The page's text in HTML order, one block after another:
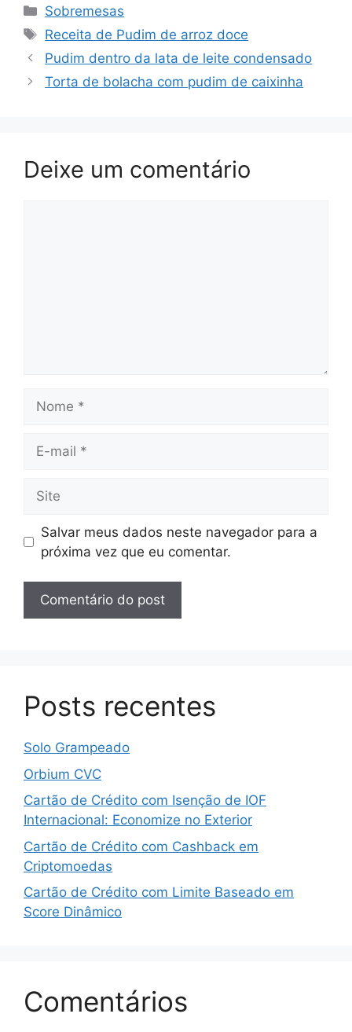
Categorias
Sobremesas
Tags
Receita de Pudim de arroz doce
Pudim dentro da lata de leite condensado
Torta de bolacha com pudim de caixinha
Deixe um comentário
mail
Salvar meus dados neste navegador para a
próxima vez que eu comentar.
Posts recentes
Solo Grampeado
Orbium CVC
Cartão de Crédito com Isenção de IOF
Internacional: Economize no Exterior
Cartão de Crédito com Cashback em
Criptomoedas
Cartão de Crédito com Limite Baseado em
Score Dinâmico
Comentários